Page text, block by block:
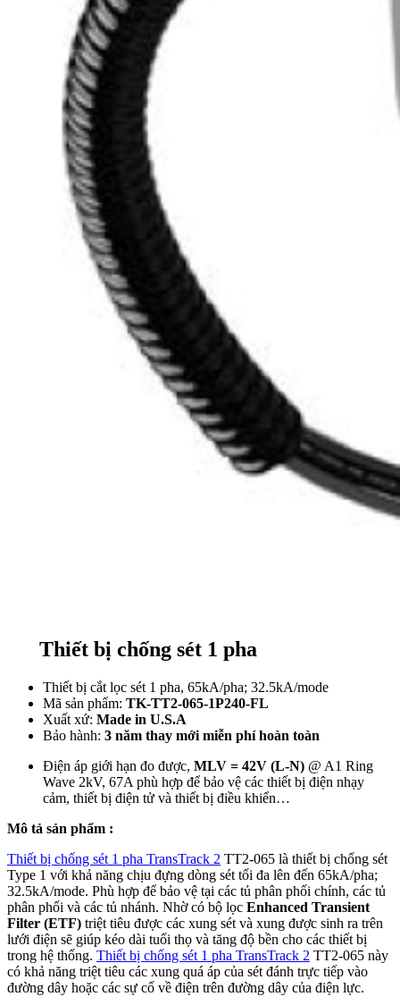
Thiết bị chống sét 1 pha
Thiết bị cắt lọc sét 1 pha, 65kA/pha; 32.5kA/mode
Mã sản phẩm: TK-TT2-065-1P240-FL
Xuất xứ: Made in U.S.A
Bảo hành: 3 năm thay mới miễn phí hoàn toàn
Điện áp giới hạn đo được, MLV = 42V (L-N) @ A1 Ring
Wave 2kV, 67A phù hợp để bảo vệ các thiết bị điện nhạy
cảm, thiết bị điện tử và thiết bị điều khiển…
Mô tả sản phẩm :
Thiết bị chống sét 1 pha TransTrack 2 TT2-065 là thiết bị chống sét
Type 1 với khả năng chịu đựng dòng sét tối đa lên đến 65kA/pha;
32.5kA/mode. Phù hợp để bảo vệ tại các tủ phân phối chính, các tủ
phân phối và các tủ nhánh. Nhờ có bộ lọc Enhanced Transient
Filter (ETF) triệt tiêu được các xung sét và xung được sinh ra trên
lưới điện sẽ giúp kéo dài tuổi thọ và tăng độ bền cho các thiết bị
trong hệ thống. Thiết bị chống sét 1 pha TransTrack 2 TT2-065 này
có khả năng triệt tiêu các xung quá áp của sét đánh trực tiếp vào
đường dây hoặc các sự cố về điện trên đường dây của điện lực.